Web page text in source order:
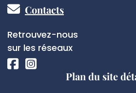
Pied
de
page
Contacts
Réseaux
sociaux
Retrouvez-nous
sur les réseaux
Plan du site